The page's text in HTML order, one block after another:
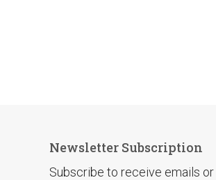
Newsletter Subscription
Subscribe to receive emails or